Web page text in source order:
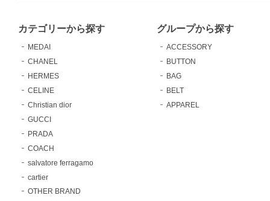
カテゴリーから探す
MEDAI
CHANEL
HERMES
CELINE
Christian dior
GUCCI
PRADA
COACH
salvatore ferragamo
cartier
OTHER BRAND
グループから探す
ACCESSORY
BUTTON
BAG
BELT
APPAREL